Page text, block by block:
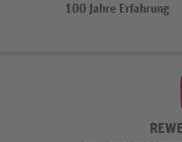
100 Jahre Erfahrung